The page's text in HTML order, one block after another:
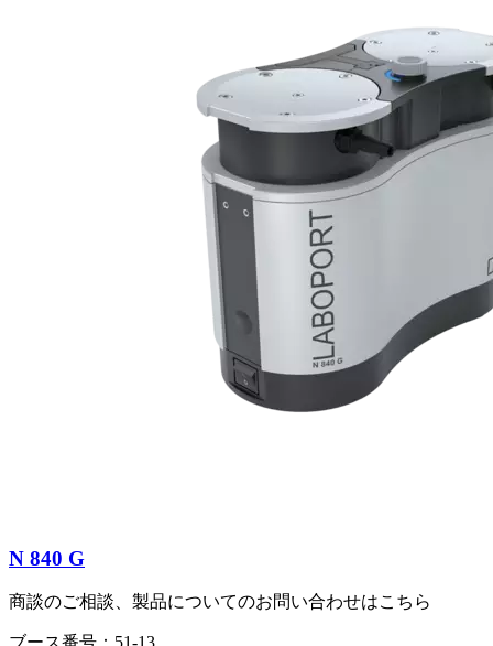
N 840 G
商談のご相談、製品についてのお問い合わせはこちら